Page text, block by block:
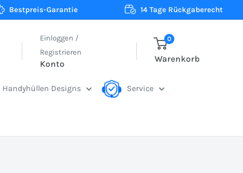
Bestpreis-Garantie 14 Tage Rückgaberecht
Einloggen /
Registrieren
Konto
0
Warenkorb
Handyhüllen Designs Service